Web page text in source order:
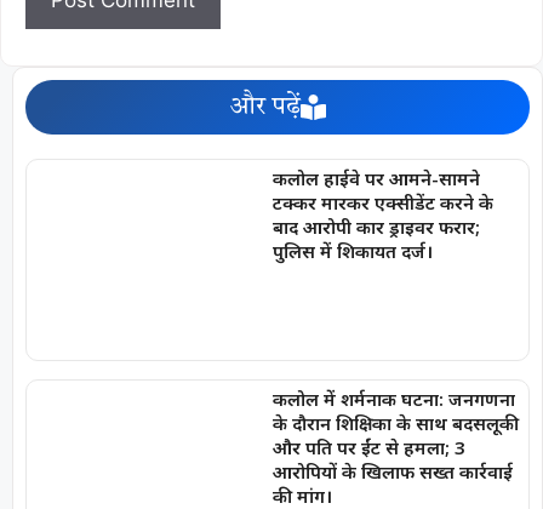
और पढ़ें
कलोल हाईवे पर आमने-सामने
टक्कर मारकर एक्सीडेंट करने के
बाद आरोपी कार ड्राइवर फरार;
पुलिस में शिकायत दर्ज।
कलोल में शर्मनाक घटना: जनगणना
के दौरान शिक्षिका के साथ बदसलूकी
और पति पर ईंट से हमला; 3
आरोपियों के खिलाफ सख्त कार्रवाई
की मांग।